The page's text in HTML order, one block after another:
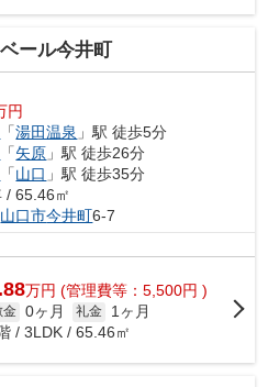
ール今井町
円
「湯田温泉 」駅 徒歩5分
「矢原 」駅 徒歩26分
「山口 」駅 徒歩35分
/ 65.46㎡
山口市今井町6-7
万円 (管理費等：5,500円 )
金 0ヶ月 礼金
1ヶ月
/ 3LDK / 65.46㎡